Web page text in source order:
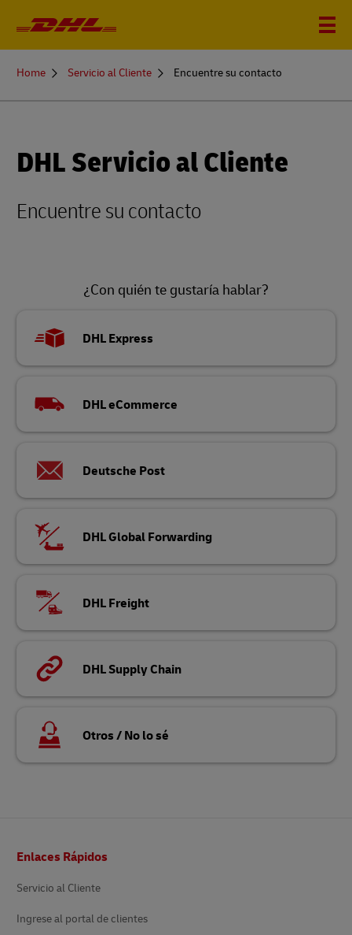
You
Home Servicio al Cliente Encuentre su contacto
DHL Servicio al Cliente
Encuentre su contacto
¿Con quién te gustaría hablar?
DHL Express
DHL eCommerce
Deutsche Post
DHL Global Forwarding
DHL Freight
DHL Supply Chain
Otros / No lo sé
de
Enlaces Rápidos
Servicio al Cliente
Ingrese al portal de clientes